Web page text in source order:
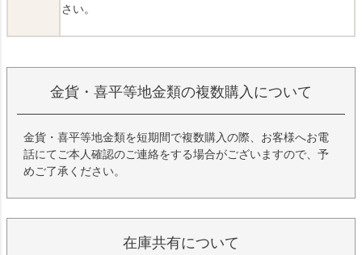
さい。
金貨・喜平等地金類の複数購入について
金貨・喜平等地金類を短期間で複数購入の際、お客様へお電
話にてご本人確認のご連絡をする場合がございますので、予
めご了承ください。
在庫共有について